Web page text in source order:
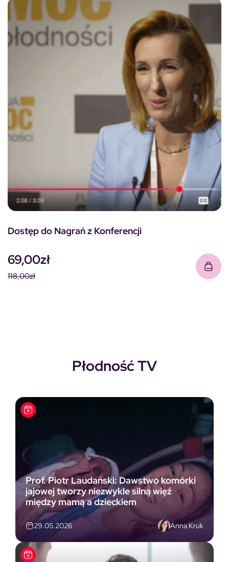
Dostęp do Nagrań z Konferencji
118,00zł
69,00zł
Płodność TV
Prof. Piotr Laudański: Dawstwo komórki
jajowej tworzy niezwykle silną więź
między mamą a dzieckiem
29.05.2026 Anna Kruk